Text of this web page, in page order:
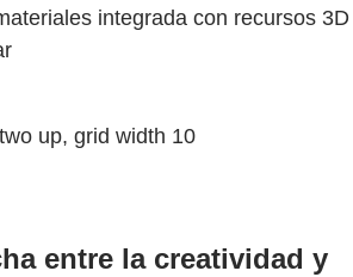
integrada con recursos 3D
up, grid width 10
entre la creatividad y